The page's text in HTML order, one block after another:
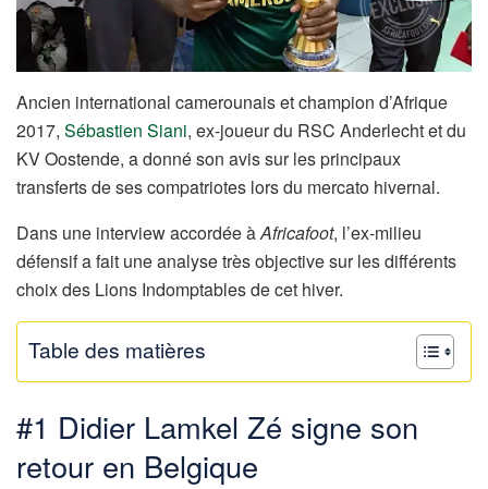
Ancien international camerounais et champion d’Afrique
2017, Sébastien Siani, ex-joueur du RSC Anderlecht et du
KV Oostende, a donné son avis sur les principaux
transferts de ses compatriotes lors du mercato hivernal.
Dans une interview accordée àAfricafoot, l’ex-milieu
défensif a fait une analyse très objective sur les différents
choix des Lions Indomptables de cet hiver.
Table des matières
#1 Didier Lamkel Zé signe son
retour en Belgique